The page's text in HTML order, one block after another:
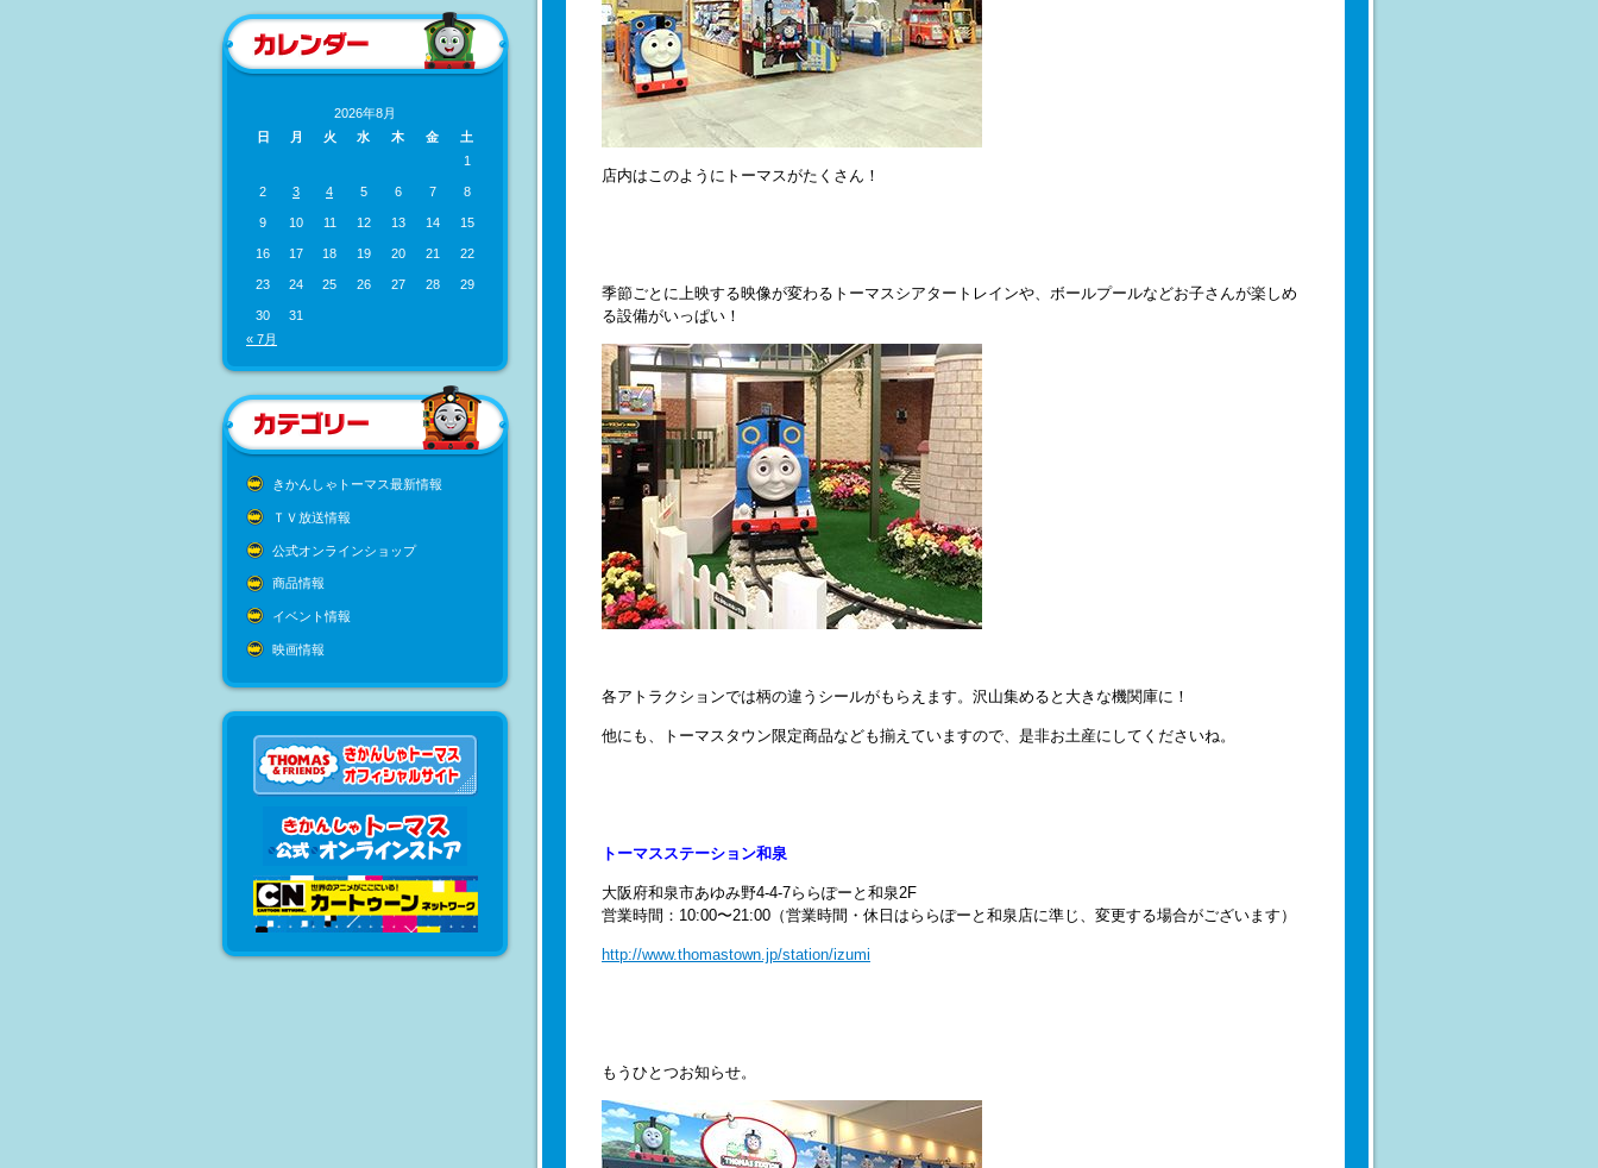
2026年8月
日
月 火 水 木 金
土
1
2 3 4 5 6 7 8
9 10 11 12 13 14 15
16 17 18 19 20 21 22
23 24 25 26 27 28 29
30
31
« 7月
きかんしゃトーマス最新情報
ＴＶ放送情報
公式オンラインショップ
商品情報
イベント情報
映画情報
店内はこのようにトーマスがたくさん！
季節ごとに上映する映像が変わるトーマスシアタートレインや、ボールプールなどお子さんが楽しめ
る設備がいっぱい！
各アトラクションでは柄の違うシールがもらえます。沢山集めると大きな機関庫に！
他にも、トーマスタウン限定商品なども揃えていますので、是非お土産にしてくださいね。
トーマスステーション和泉
大阪府和泉市あゆみ野4-4-7ららぽーと和泉2F
営業時間：10:00〜21:00（営業時間・休日はららぽーと和泉店に準じ、変更する場合がございます）
http://www.thomastown.jp/station/izumi
もうひとつお知らせ。